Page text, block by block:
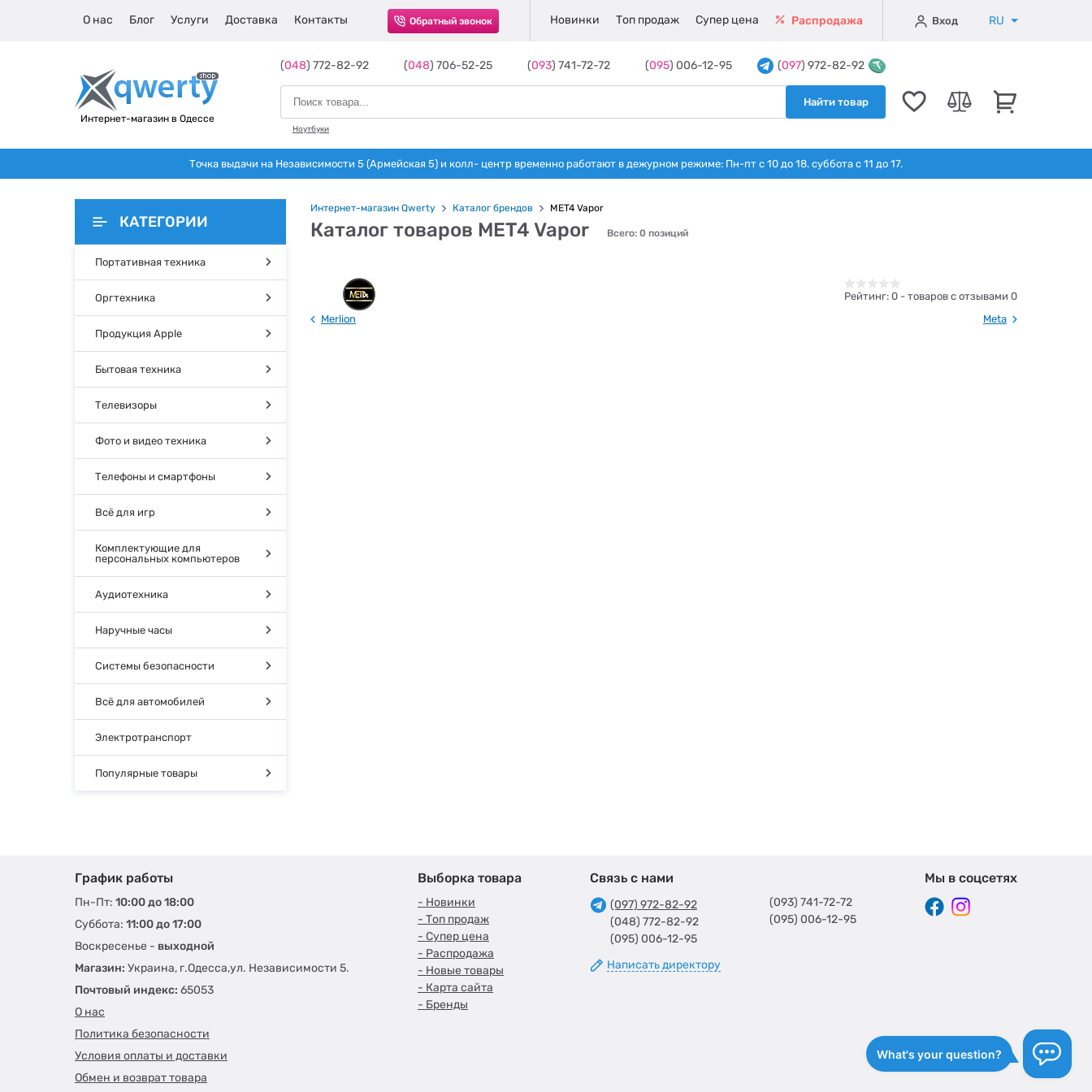
О нас Блог Услуги Доставка Контакты Обратный звонок Новинки Топ продаж Супер цена Распродажа Вход RU
Интернет-магазин в Одессе
(048) 772-82-92 (048) 706-52-25 (093) 741-72-72 (095) 006-12-95 (097) 972-82-92
Найти товар
Ноутбуки
Точка выдачи на Независимости 5 (Армейская 5) и колл- центр временно работают в дежурном режиме: Пн-пт с 10 до 18. суббота с 11 до 17.
КАТЕГОРИИ
Портативная техника
Оргтехника
Продукция Apple
Бытовая техника
Телевизоры
Фото и видео техника
Телефоны и смартфоны
Всё для игр
Комплектующие для
персональных компьютеров
Аудиотехника
Наручные часы
Системы безопасности
Всё для автомобилей
Электротранспорт
Популярные товары
Интернет-магазин Qwerty Каталог брендов MET4 Vapor
Каталог товаров MET4 Vapor Всего: 0 позиций
Рейтинг: 0 - товаров с отзывами 0
Merlion
Meta
График работы
Пн-Пт: 10:00 до 18:00
Суббота: 11:00 до 17:00
Воскресенье - выходной
Магазин: Украина, г.Одесса,ул. Независимости 5.
Почтовый индекс: 65053
О нас
Политика безопасности
Условия оплаты и доставки
Обмен и возврат товара
Выборка товара
- Новинки
- Топ продаж
- Супер цена
- Распродажа
- Новые товары
- Карта сайта
- Бренды
Связь с нами
(097) 972-82-92
(048) 772-82-92
(095) 006-12-95
Написать директору
(093) 741-72-72
(095) 006-12-95
Мы в соцсетях